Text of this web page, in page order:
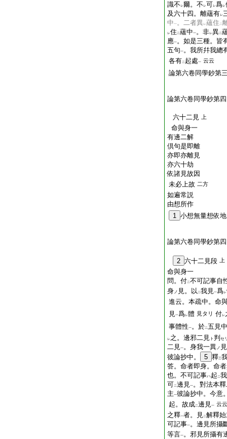
識不 レ爾。不 レ可レ爲レ
及六十四。離蘊有レ
中一。二者異レ蘊住 二
レ住 二蘊中一。非レ異二
應一。如是三種。皆
五句一。我所幷我總
各有二 起處一 云云
論第六卷同學鈔第
論第六卷同學鈔第
六十二見 上
命與身一
有邊二解
倶句是即離
亦即亦離見
亦六十劫
依諸見故因
未必上故 二方
如遍常説
由想所作
1 小想無量想依地
論第六卷同學鈔第四
2 六十二見段 上
命與身一
問。付二不可記事自
身ノ 見。以 二我見一爲レ
進云。本疏中。命
見一爲レ體 見タリ 付レ
事體性一。於二五見中
レ之。邊邪二見 ト 判 セ
二見一。身我一異ノ
彼論抄中。
5 釋三
答。命者即身。命
也。不可記事ハ起 二
可二邊見一。對法本
主一彼論抄中。今意
起。故成二邊見一 云云
之釋一者。見二解釋
可記事一。邊見所攝
等言一。邪見所攝有